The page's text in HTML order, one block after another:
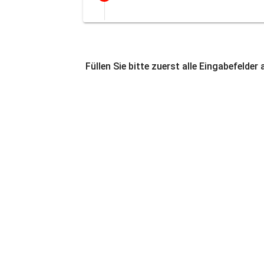
Füllen Sie bitte zuerst alle Eingabefelder